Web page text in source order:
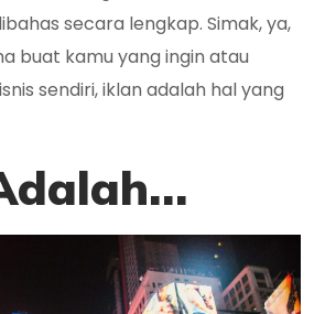
secara lengkap. Simak, ya,
buat kamu yang ingin atau
sendiri, iklan adalah hal yang